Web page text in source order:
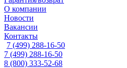
О компании
Новости
Вакансии
Контакты
7 (499) 288-16-50
7 (499) 288-16-50
8 (800) 333-52-68